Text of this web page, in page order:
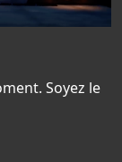
Soyez le